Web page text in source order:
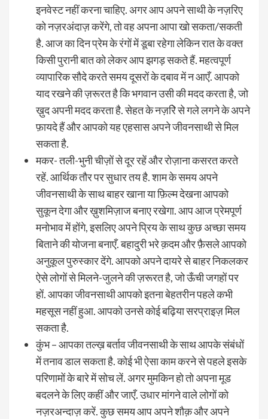
इनवेस्ट नहीं करना चाहिए. अगर आप अपने साथी के नज़रिए
को नज़रअंदाज़ करेंगे, तो वह अपना आपा खो सकता/सकती
है. आज का दिन प्रेम के रंगों में डूबा रहेगा लेकिन रात के वक्त
किसी पुरानी बात को लेकर आप झगड़ सकते हैं. महत्वपूर्ण
व्यापारिक सौदे करते समय दूसरों के दबाव में न आएँ. आपको
याद रखने की ज़रूरत है कि भगवान उसी की मदद करता है, जो
ख़ुद अपनी मदद करता है. सेहत के नज़रिे से गले लगने के अपने
फ़ायदे हैं और आपको यह एहसास अपने जीवनसाथी से मिल
सकता है.
मकर- तली-भुनी चीज़ों से दूर रहें और रोज़ाना कसरत करते
रहें. आर्थिक तौर पर सुधार तय है. शाम के समय अपने
जीवनसाथी के साथ बाहर खाना या फ़िल्म देखना आपको
सुकून देगा और ख़ुशमिज़ाज बनाए रखेगा. आप आज प्रेमपूर्ण
मनोभाव में होंगे, इसलिए अपने प्रिय के साथ कुछ अच्छा समय
बिताने की योजना बनाएँ. बहादुरी भरे क़दम और फ़ैसले आपको
अनुकूल पुरुस्कार देंगे. आपको अपने दायरे से बाहर निकलकर
ऐसे लोगों से मिलने-जुलने की ज़रूरत है, जो ऊँची जगहों पर
हों. आपका जीवनसाथी आपको इतना बेहतरीन पहले कभी
महसूस नहीं हुआ. आपको उनसे कोई बढ़िया सरप्राइज़ मिल
सकता है.
कुंभ – आपका तल्ख़ बर्ताव जीवनसाथी के साथ आपके संबंधों
में तनाव डाल सकता है. कोई भी ऐसा काम करने से पहले इसके
परिणामों के बारे में सोच लें. अगर मुमकिन हो तो अपना मूड
बदलने के लिए कहीं और जाएँ. उधार मांगने वाले लोगों को
नज़रअन्दाज़ करें. कुछ समय आप अपने शौक़ और अपने